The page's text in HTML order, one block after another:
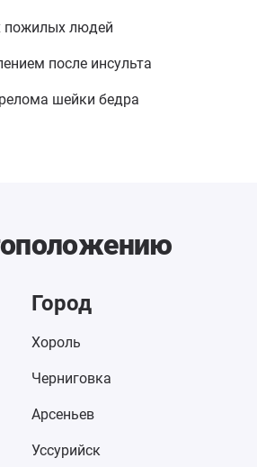
пожилых людей
после инсульта
шейки бедра
Город
Хороль
Черниговка
Арсеньев
Уссурийск